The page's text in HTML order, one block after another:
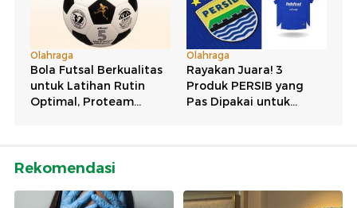
Rekomendasi